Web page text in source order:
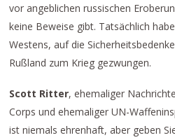
vor angeblichen russischen
keine Beweise gibt. Tatsächlich
Westens, auf die
Rußland zum Krieg gezwungen.
Scott Ritter, ehemaliger
Corps und ehemaliger UN-
ist niemals ehrenhaft, aber geben